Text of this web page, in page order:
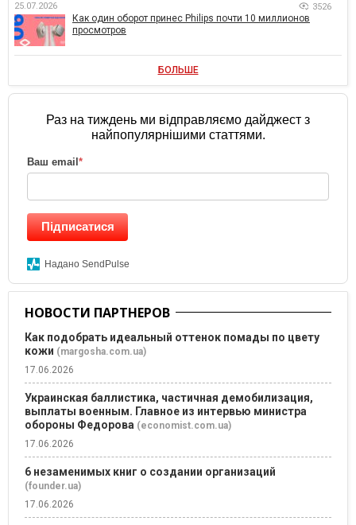
25.07.2026 3526
Как один оборот принес Philips почти 10 миллионов
просмотров
БОЛЬШЕ
Раз на тиждень ми відправляємо дайджест з
найпопулярнішими статтями.
Ваш email *
Підписатися
Надано SendPulse
НОВОСТИ ПАРТНЕРОВ
Как подобрать идеальный оттенок помады по цвету
кожи (margosha.com.ua)
17.06.2026
Украинская баллистика, частичная демобилизация,
выплаты военным. Главное из интервью министра
обороны Федорова (economist.com.ua)
17.06.2026
6 незаменимых книг о создании организаций
(founder.ua)
17.06.2026